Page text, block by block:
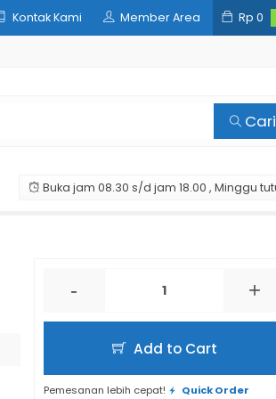
Kontak Kami Member Area Rp 0
Cari
Buka jam 08.30 s/d jam 18.00 , Minggu
- +
Add to Cart
Pemesanan lebih cepat! Quick Order